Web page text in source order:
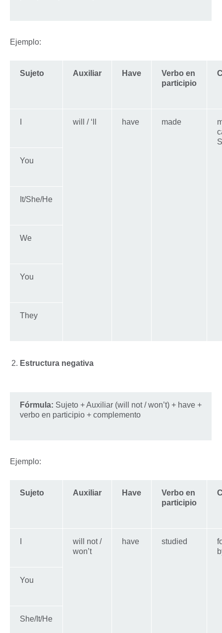
Ejemplo:
Sujeto Auxiliar Have
Verbo en
participio
will / ‘ll have made
You
It/She/He
We
You
They
Estructura negativa
Fórmula: Sujeto + Auxiliar (will not / won’t) + have +
verbo en participio + complemento
Ejemplo:
Sujeto Auxiliar Have
Verbo en
participio
will not /
won’t
have studied
You
She/It/He